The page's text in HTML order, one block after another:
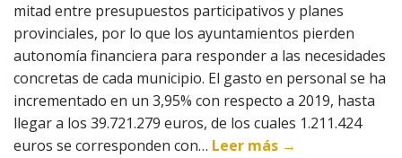
mitad entre presupuestos participativos y planes
provinciales, por lo que los ayuntamientos pierden
autonomía financiera para responder a las necesidades
concretas de cada municipio. El gasto en personal se ha
incrementado en un 3,95% con respecto a 2019, hasta
llegar a los 39.721.279 euros, de los cuales 1.211.424
euros se corresponden con… Leer más →